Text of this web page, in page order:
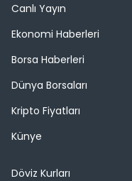
Canlı Yayın
Ekonomi Haberleri
Borsa Haberleri
Dünya Borsaları
Kripto Fiyatları
Künye
Döviz Kurları